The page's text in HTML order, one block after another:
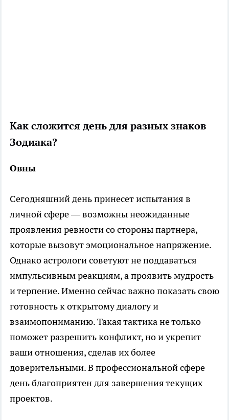
Как сложится день для разных знаков
Зодиака?
Овны
Сегодняшний день принесет испытания в
личной сфере — возможны неожиданные
проявления ревности со стороны партнера,
которые вызовут эмоциональное напряжение.
Однако астрологи советуют не поддаваться
импульсивным реакциям, а проявить мудрость
и терпение. Именно сейчас важно показать свою
готовность к открытому диалогу и
взаимопониманию. Такая тактика не только
поможет разрешить конфликт, но и укрепит
ваши отношения, сделав их более
доверительными. В профессиональной сфере
день благоприятен для завершения текущих
проектов.